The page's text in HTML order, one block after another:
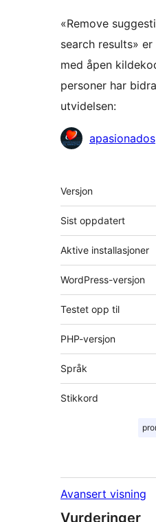
«Remove
search results»
med åpen
personer har
utvidelsen:
Bidragsytere
apasionados
Meta
Versjon
Sist oppdatert
Aktive installasjoner
WordPress-versjon
Testet opp til
PHP-versjon
Språk
Stikkord
Avansert visning
Vurderinger